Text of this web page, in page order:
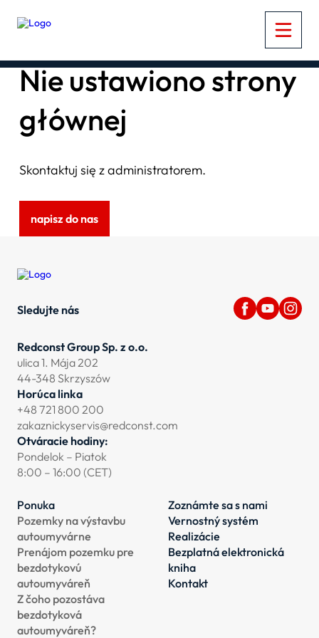
Nie ustawiono strony
głównej
Skontaktuj się z administratorem.
napisz do nas
Sledujte nás
Redconst Group Sp. z o.o.
ulica 1. Mája 202
44-348 Skrzyszów
Horúca linka
+48 721 800 200
zakaznickyservis@redconst.com
Otváracie hodiny:
Pondelok – Piatok
8:00 – 16:00 (CET)
Ponuka
Pozemky na výstavbu
autoumyvárne
Prenájom pozemku pre
bezdotykovú
autoumyváreň
Z čoho pozostáva
bezdotyková
autoumyváreň?
Zoznámte sa s nami
Vernostný systém
Realizácie
Bezplatná elektronická
kniha
Kontakt